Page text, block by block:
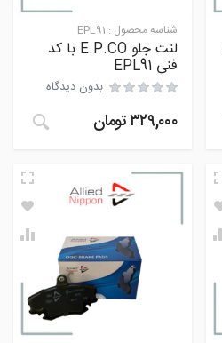
شناسه محصول : EPL91
لنت جلو E.P.CO با کد
فنی EPL91
بدون دیدگاه
۳۲۹,۰۰۰تومان